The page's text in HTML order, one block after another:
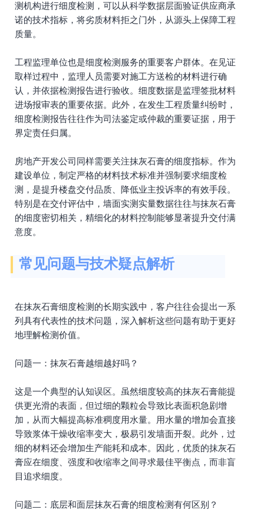
测机构进行细度检测，可以从科学数据层面验证供应商承
诺的技术指标，将劣质材料拒之门外，从源头上保障工程
质量。
工程监理单位也是细度检测服务的重要客户群体。在见证
取样过程中，监理人员需要对施工方送检的材料进行确
认，并依据检测报告进行验收。细度数据是监理签批材料
进场报审表的重要依据。此外，在发生工程质量纠纷时，
细度检测报告往往作为司法鉴定或仲裁的重要证据，用于
界定责任归属。
房地产开发公司同样需要关注抹灰石膏的细度指标。作为
建设单位，制定严格的材料技术标准并强制要求细度检
测，是提升楼盘交付品质、降低业主投诉率的有效手段。
特别是在交付评估中，墙面实测实量数据往往与抹灰石膏
的细度密切相关，精细化的材料控制能够显著提升交付满
意度。
常见问题与技术疑点解析
在抹灰石膏细度检测的长期实践中，客户往往会提出一系
列具有代表性的技术问题，深入解析这些问题有助于更好
地理解检测价值。
问题一：抹灰石膏越细越好吗？
这是一个典型的认知误区。虽然细度较高的抹灰石膏能提
供更光滑的表面，但过细的颗粒会导致比表面积急剧增
加，从而大幅提高标准稠度用水量。用水量的增加会直接
导致浆体干燥收缩率变大，极易引发墙面开裂。此外，过
细的材料还会增加生产能耗和成本。因此，优质的抹灰石
膏应在细度、强度和收缩率之间寻求最佳平衡点，而非盲
目追求细度。
问题二：底层和面层抹灰石膏的细度检测有何区别？